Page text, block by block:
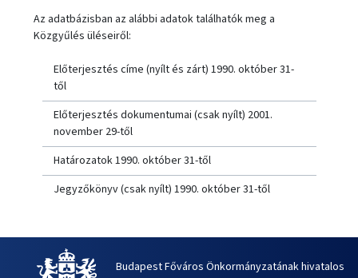
Az adatbázisban az alábbi adatok találhatók meg a
Közgyűlés üléseiről:
Előterjesztés címe (nyílt és zárt) 1990. október 31-
től
Előterjesztés dokumentumai (csak nyílt) 2001.
november 29-től
Határozatok 1990. október 31-től
Jegyzőkönyv (csak nyílt) 1990. október 31-től
Budapest Főváros Önkormányzatának hivatalos